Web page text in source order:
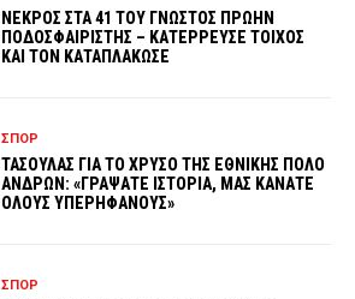
ΝΕΚΡΟΣ ΣΤΑ 41 ΤΟΥ ΓΝΩΣΤΟΣ ΠΡΩΗΝ
ΠΟΔΟΣΦΑΙΡΙΣΤΗΣ – ΚΑΤΕΡΡΕΥΣΕ ΤΟΙΧΟΣ
ΚΑΙ ΤΟΝ ΚΑΤΑΠΛΑΚΩΣΕ
ΣΠΟΡ
ΤΑΣΟΥΛΑΣ ΓΙΑ ΤΟ ΧΡΥΣΟ ΤΗΣ ΕΘΝΙΚΗΣ ΠΟΛΟ
ΑΝΔΡΩΝ: «ΓΡΑΨΑΤΕ ΙΣΤΟΡΙΑ, ΜΑΣ ΚΑΝΑΤΕ
ΟΛΟΥΣ ΥΠΕΡΗΦΑΝΟΥΣ»
ΣΠΟΡ